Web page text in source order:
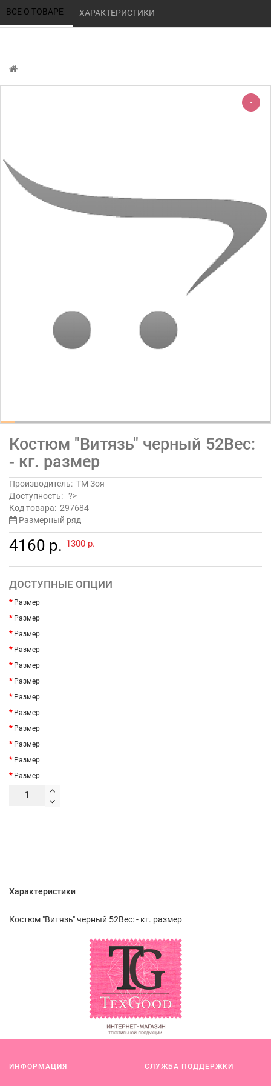
ВСЕ О ТОВАРЕ ХАРАКТЕРИСТИКИ
-
Костюм "Витязь" черный 52Вес:
- кг. размер
Производитель: ТМ Зоя
Доступность: ?>
Код товара: 297684
Размерный ряд
4160 р. 1300 р.
ДОСТУПНЫЕ ОПЦИИ
Размер
Размер
Размер
Размер
Размер
Размер
Размер
Размер
Размер
Размер
Размер
Размер
Характеристики
Костюм "Витязь" черный 52Вес: - кг. размер
ИНФОРМАЦИЯ СЛУЖБА ПОДДЕРЖКИ